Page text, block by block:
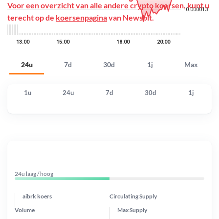
24u 7d 30d 1j Max
Voor een overzicht van alle andere crypto koersen, kunt u
terecht op de koersenpaginavan Newsbit.
1u 24u 7d 30d 1j
24u laag / hoog
aibrk koers Circulating Supply
Max Supply
Volume